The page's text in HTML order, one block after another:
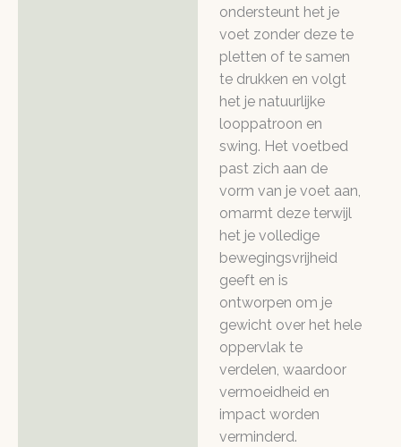
ondersteunt het je
voet zonder deze te
pletten of te samen
te drukken en volgt
het je natuurlijke
looppatroon en
swing. Het voetbed
past zich aan de
vorm van je voet aan,
omarmt deze terwijl
het je volledige
bewegingsvrijheid
geeft en is
ontworpen om je
gewicht over het hele
oppervlak te
verdelen, waardoor
vermoeidheid en
impact worden
verminderd.